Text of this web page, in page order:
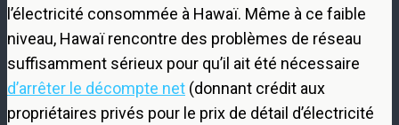
l’électricité consommée à Hawaï. Même à ce faible
niveau, Hawaï rencontre des problèmes de réseau
suffisamment sérieux pour qu’il ait été nécessaire
d’arrêter le décompte net (donnant crédit aux
propriétaires privés pour le prix de détail d’électricité